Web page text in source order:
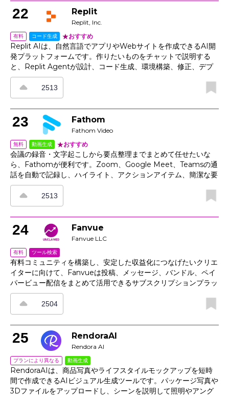
機能や最新情報機能を活用すれば、研究室の人材募集や連携、研
究成果の発信も効率よく進められます。
22 Replit
Replit, Inc.
有料 コード生成 おすすめ
Replit AIは、自然言語でアプリやWebサイトを作成できるAI開
発プラットフォームです。作りたいものをチャットで説明する
と、Replit Agentが設計、コード生成、環境構築、修正、デプ
ロイまで支援します。ブラウザ上でコード編集、プレビュー、デ
ータベース、ホスティング、共同編集を扱えるため、エンジニア
だけでなく、個人事業主、起業家、ノーコード寄りのユーザーで
もアイデアを素早く形にできます。アプリ、AIチャットボット、
ECサイト、ゲーム、業務ツールなどを短期間で試作したい人に
向いたAI開発ツールです。
2513
23 Fathom
Fathom Video
無料 動画生成 おすすめ
会議の録音・文字起こしから要点整理までまとめて任せたいな
ら、Fathomが便利です。Zoom、Google Meet、Teamsの通
話を自動で記録し、ハイライト、アクションアイテム、簡潔な要
約を生成します。重要な瞬間はワンクリックで保存でき、タイム
スタンプ付きのメモはCRMやドキュメントと同期されるため、
フォローアップの抜け漏れを防げます。クリップ共有や、発言
者・トピックごとの文字起こし確認にも対応。さらに、同意プロ
ンプト、アクセス制御、編集ツールを備え、営業、カスタマーサ
クセス、リサーチ、製品開発の現場で安心して活用できます。
2513
24 Fanvue
Fanvue LLC
有料 ツール検索
有料コミュニティを構築し、安定した収益化につなげたいクリエ
イターに向けて、Fanvueは投稿、メッセージ、バンドル、ペイ
パービュー配信をまとめて活用できるサブスクリプションプラッ
トフォームです。月額アクセス、チップ、限定コンテンツの販売
に対応し、コンテンツの公開をスケジュール管理することで、世
界中のファンから継続的な収益を得やすくします。さらに、内蔵
の分析機能で反響の大きい投稿を把握してオファー改善に役立て
られるほか、リーク防止ツールと削除ワークフローでメディア保
護も行えます。紹介、プロモーション、固定投稿を活用すれば、
追加アプリに頼らずコンバージョン率の向上も狙えます。
2504
25 RendoraAI
Rendora AI
プランにより異なる 動画生成
RendoraAIは、商品写真やライフスタイルモックアップを短時
間で作成できるAIビジュアル生成ツールです。パッケージ写真や
3Dファイルをアップロードし、シーンを説明して照明やアング